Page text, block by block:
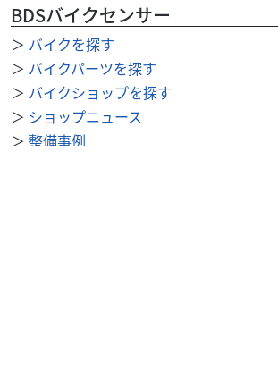
BDSバイクセンサー
＞ バイクを探す
＞ バイクパーツを探す
＞ バイクショップを探す
＞ ショップニュース
＞ 整備事例